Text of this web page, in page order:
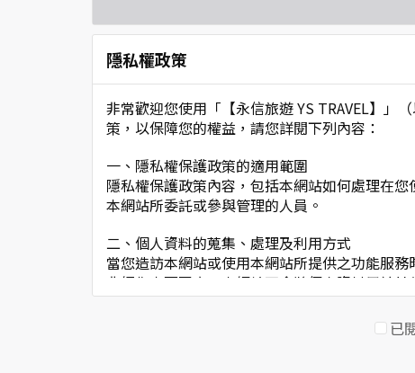
隱私權政策
非常歡迎您使用「【永信旅遊 YS TRAVEL】」
策，以保障您的權益，請您詳閱下列內容：
一、隱私權保護政策的適用範圍
隱私權保護政策內容，包括本網站如何處理在
本網站所委託或參與管理的人員。
二、個人資料的蒐集、處理及利用方式
當您造訪本網站或使用本網站所提供之功能服
非經您書面同意，本網站不會將個人資料用於其
本網站在您使用服務信箱、問卷調查等互動性
於一般瀏覽時，伺服器會自行記錄相關行徑，
考依據，此記錄為內部應用，決不對外公佈。
為提供精確的服務，我們會將收集的問卷調查
已